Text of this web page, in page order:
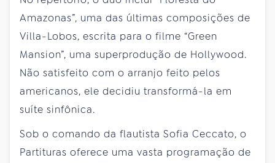
Amazonas”, uma das últimas composições de
Villa-Lobos, escrita para o filme “Green
Mansion”, uma superprodução de Hollywood.
Não satisfeito com o arranjo feito pelos
americanos, ele decidiu transformá-la em
suíte sinfônica.
Sob o comando da flautista Sofia Ceccato, o
Partituras oferece uma vasta programação de